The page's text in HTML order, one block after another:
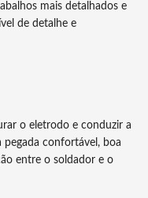
mais detalhados e
de detalhe e
o eletrodo e conduzir a
confortável, boa
entre o soldador e o